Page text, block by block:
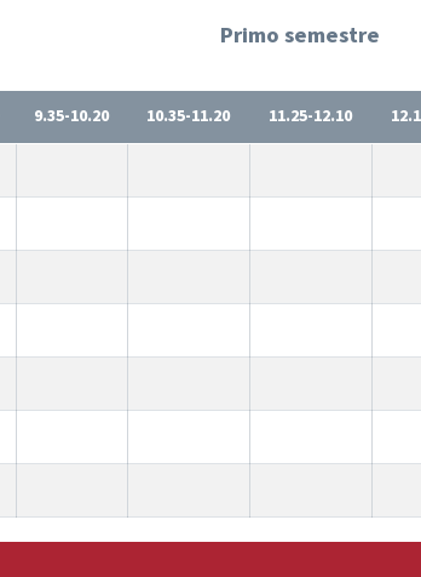
Primo semestre
9.35-10.20 10.35-11.20 11.25-12.10